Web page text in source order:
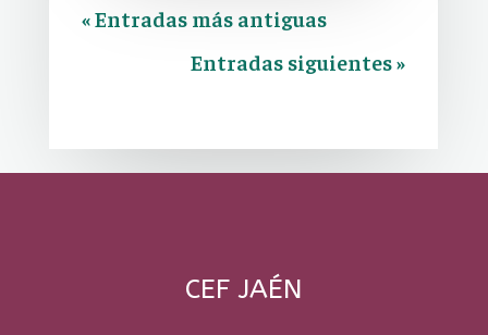
« Entradas más antiguas
Entradas siguientes »
CEF JAÉN